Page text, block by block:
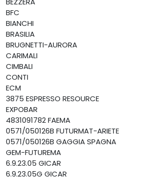
BFC
BIANCHI
BRASILIA
BRUGNETTI-AURORA
CARIMALI
CIMBALI
CONTI
ECM
3875 ESPRESSO RESOURCE
EXPOBAR
4831091782 FAEMA
0571/050126B FUTURMAT-ARIETE
0571/050126B GAGGIA SPAGNA
GEM-FUTUREMA
6.9.23.05 GICAR
6.9.23.05G GICAR